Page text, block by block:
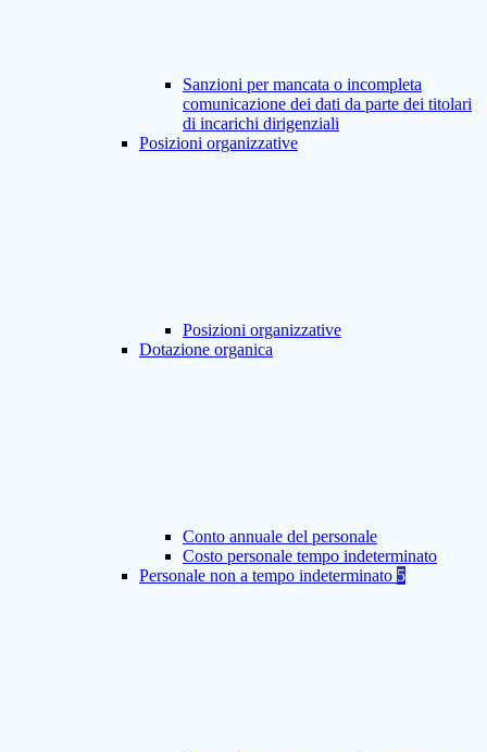
Sanzioni per mancata o incompleta
comunicazione dei dati da parte dei titolari
di incarichi dirigenziali
Posizioni organizzative
Posizioni organizzative
Dotazione organica
Conto annuale del personale
Costo personale tempo indeterminato
Personale non a tempo indeterminato 5